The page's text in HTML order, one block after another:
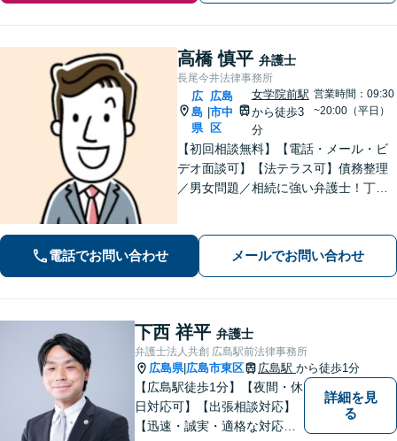
高橋 慎平 弁護士
長尾今井法律事務所
広
島
県
|
広島
市中
区
女学院前駅
から徒歩3
分
営業時間：09:30
~20:00（平日）
【初回相談無料】【電話・メール・ビ
デオ面談可】【法テラス可】債務整理
／男女問題／相続に強い弁護士！丁寧
寄り添ったサポートが強み【分割・後
払い利用可】【女学院前駅5分】
電話でお問い合わせ メールでお問い合わせ
下西 祥平 弁護士
弁護士法人共創 広島駅前法律事務所
広島県| 広島市東区 広島駅 から徒歩1分
【広島駅徒歩1分】【夜間・休
日対応可】【出張相談対応】
【迅速・誠実・適格な対応】
詳細を見
る